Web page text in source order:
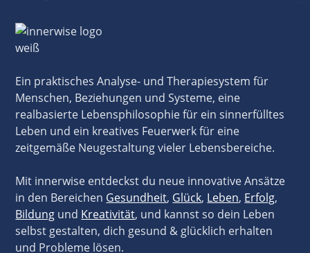
Ein praktisches Analyse- und Therapiesystem für
Menschen, Beziehungen und Systeme, eine
realbasierte Lebensphilosophie für ein sinnerfülltes
Leben und ein kreatives Feuerwerk für eine
zeitgemäße Neugestaltung vieler Lebensbereiche.
Mit innerwise entdeckst du neue innovative Ansätze
in den Bereichen Gesundheit, Glück, Leben, Erfolg,
Bildung und Kreativität, und kannst so dein Leben
selbst gestalten, dich gesund & glücklich erhalten
und Probleme lösen.